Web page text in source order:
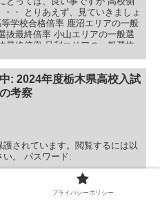
高等学校 さくら清修高等学校 栃
倍率初日 真岡北陵高等学校 真
立高校一般選抜最終倍率初日ま
・ とりあえず、見ていきましょ
学校合格倍率 鹿沼エリアの一般
抜最終倍率 小山エリアの一般選
最終倍率 足利エリアの一般選抜
2024年度栃木県県立高等学校
年度栃木県県立高等学校合格
: 2024年度栃木県高校入試
考察
されています。閲覧するには以
い。 パスワード:
中: 2024年度入試数学徹底解
プライバシーポリシー